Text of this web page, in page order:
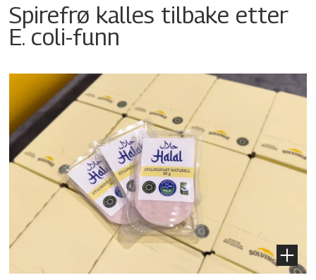
Spirefrø kalles tilbake etter
E. coli-funn